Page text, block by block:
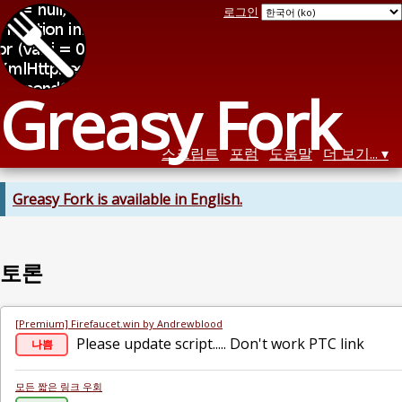
Greasy Fork
로그인
스크립트 포럼 도움말 더 보기...
Greasy Fork is available in English.
토론
[Premium] Firefaucet.win by Andrewblood
나쁨 Please update script..... Don't work PTC link
모든 짧은 링크 우회